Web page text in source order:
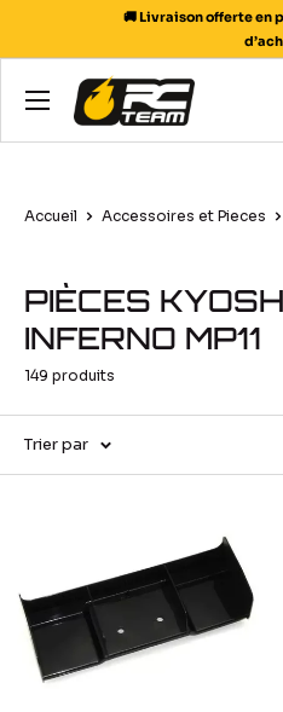
🚚 Livraison offerte en
RC
Team
Modélisme
Accueil Accessoires et Pieces
PIÈCES
INFERNO MP11
149 produits
Trier par